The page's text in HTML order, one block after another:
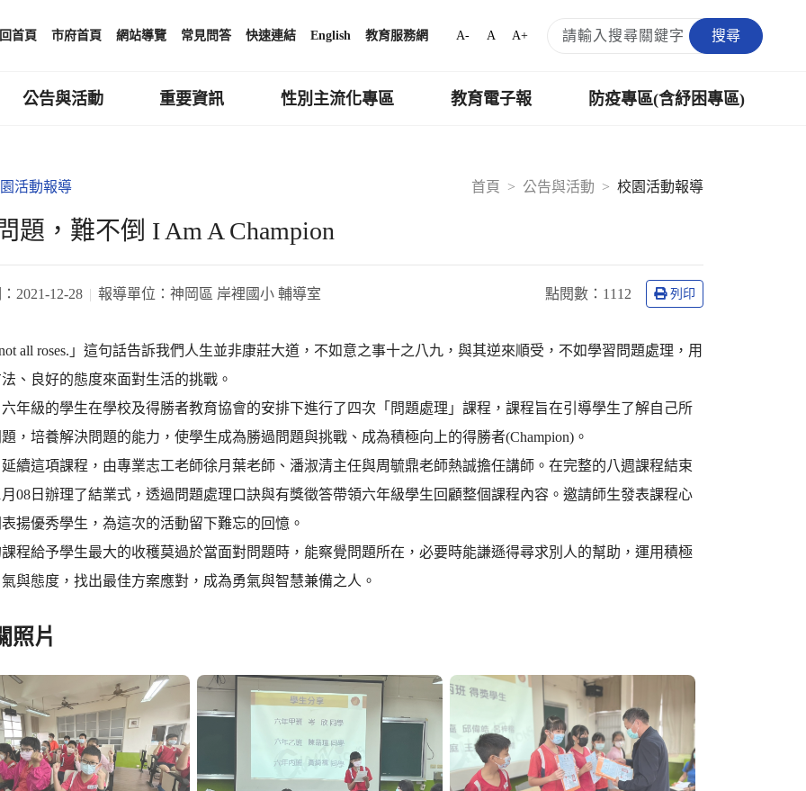
回首頁 市府首頁 網站導覽 常見問答 快速連結 English 教育服務網 A- A A+ 搜尋
公告與活動 重要資訊 性別主流化專區 教育電子報 防疫專區(含紓困專區)
首頁 公告與活動 校園活動報導
活動報導
題，難不倒 I Am A Champion
2021-12-28 報導單位： 神岡區 岸裡國小 輔導室 點閱數： 1112 列印
all roses.」這句話告訴我們人生並非康莊大道，不如意之事十之八九，與其逆來順受，不如學習問題處理，用
、良好的態度來面對生活的挑戰。
年級的學生在學校及得勝者教育協會的安排下進行了四次「問題處理」課程，課程旨在引導學生了解自己所
，培養解決問題的能力，使學生成為勝過問題與挑戰、成為積極向上的得勝者(Champion)。
續這項課程，由專業志工老師徐月葉老師、潘淑清主任與周毓鼎老師熱誠擔任講師。在完整的八週課程結束
08日辦理了結業式，透過問題處理口訣與有獎徵答帶領六年級學生回顧整個課程內容。邀請師生發表課程心
揚優秀學生，為這次的活動留下難忘的回憶。
程給予學生最大的收穫莫過於當面對問題時，能察覺問題所在，必要時能謙遜得尋求別人的幫助，運用積極
與態度，找出最佳方案應對，成為勇氣與智慧兼備之人。
照片